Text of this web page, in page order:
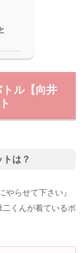
ル【向井
は？
やらせて下さい』
くんが着ているボ